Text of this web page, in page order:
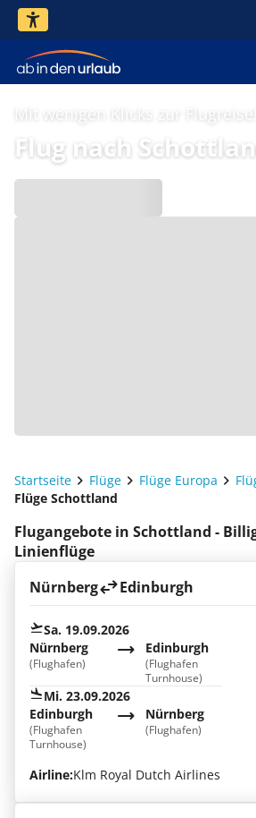
Mit wenigen Klicks zur Flugreise!
Flug nach
Startseite Flüge Flüge Europa
Flüge Schottland
Flugangebote in Schottland -
Linienflüge
Nürnberg
Edinburgh
Sa. 19.09.2026
Nürnberg
(Flughafen)
Edinburgh
(Flughafen
Turnhouse)
Mi. 23.09.2026
Nürnberg
(Flughafen)
Edinburgh
(Flughafen
Turnhouse)
Airline:Klm Royal Dutch Airlines